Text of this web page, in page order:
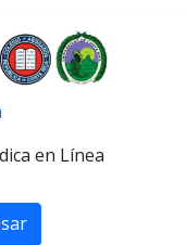
en Línea